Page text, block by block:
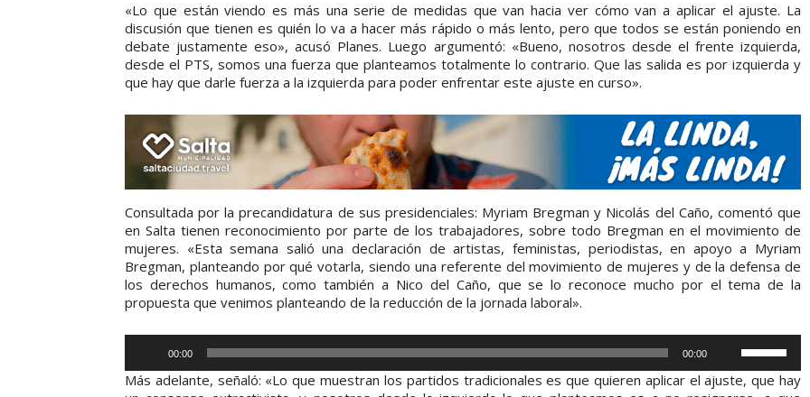
«Lo que están viendo es más una serie de medidas que van hacia ver cómo van a aplicar el ajuste. La
discusión que tienen es quién lo va a hacer más rápido o más lento, pero que todos se están poniendo en
debate justamente eso», acusó Planes. Luego argumentó: «Bueno, nosotros desde el frente izquierda,
desde el PTS, somos una fuerza que planteamos totalmente lo contrario. Que las salida es por izquierda y
que hay que darle fuerza a la izquierda para poder enfrentar este ajuste en curso».
Consultada por la precandidatura de sus presidenciales: Myriam Bregman y Nicolás del Caño, comentó que
en Salta tienen reconocimiento por parte de los trabajadores, sobre todo Bregman en el movimiento de
mujeres. «Esta semana salió una declaración de artistas, feministas, periodistas, en apoyo a Myriam
Bregman, planteando por qué votarla, siendo una referente del movimiento de mujeres y de la defensa de
los derechos humanos, como también a Nico del Caño, que se lo reconoce mucho por el tema de la
propuesta que venimos planteando de la reducción de la jornada laboral».
e
p
00:00 00:00
t
Más adelante, señaló: «Lo que muestran los partidos tradicionales es que quieren aplicar el ajuste, que hay